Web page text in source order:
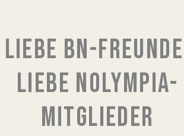
LIEBE BN-
LIEBE NOLYMPIA-
MITGLIEDER